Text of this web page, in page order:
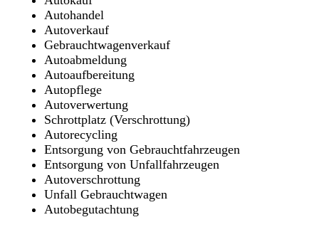
Autohandel
Autoverkauf
Gebrauchtwagenverkauf
Autoabmeldung
Autoaufbereitung
Autopflege
Autoverwertung
Schrottplatz (Verschrottung)
Autorecycling
Entsorgung von Gebrauchtfahrzeugen
Entsorgung von Unfallfahrzeugen
Autoverschrottung
Unfall Gebrauchtwagen
Autobegutachtung